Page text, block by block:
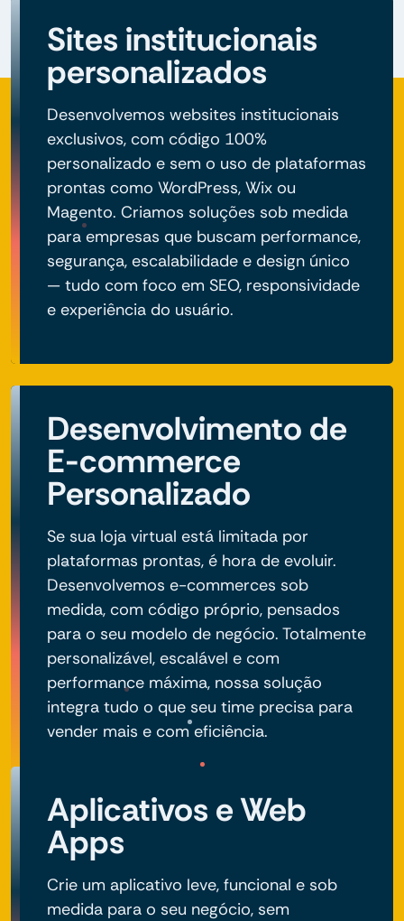
Sites institucionais
personalizados
Desenvolvemos websites institucionais
exclusivos, com código 100%
personalizado e sem o uso de plataformas
prontas como WordPress, Wix ou
Magento. Criamos soluções sob medida
para empresas que buscam performance,
segurança, escalabilidade e design único
— tudo com foco em SEO, responsividade
e experiência do usuário.
Desenvolvimento de
E-commerce
Personalizado
Se sua loja virtual está limitada por
plataformas prontas, é hora de evoluir.
Desenvolvemos e-commerces sob
medida, com código próprio, pensados
para o seu modelo de negócio. Totalmente
personalizável, escalável e com
performance máxima, nossa solução
integra tudo o que seu time precisa para
vender mais e com eficiência.
Aplicativos e Web
Apps
Crie um aplicativo leve, funcional e sob
medida para o seu negócio, sem